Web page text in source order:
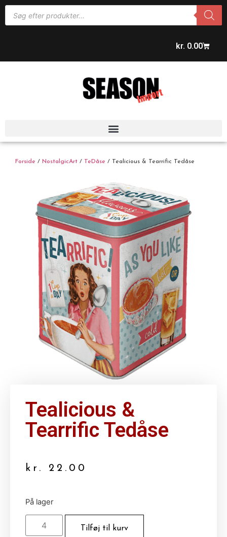
kr. 0.00
Forside / NostalgicArt / TeDåse / Tealicious & Tearrific Tedåse
Tealicious &
Tearrific Tedåse
kr. 22.00
På lager
Tilføj til kurv